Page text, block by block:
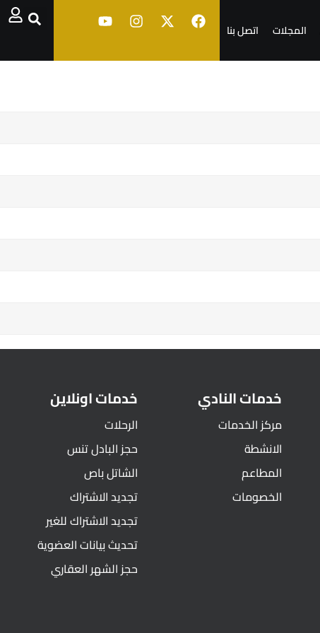
المجلات اتصل بنا
خدمات النادي
مركز الخدمات
الانشطة
المطاعم
الخصومات
خدمات اونلاين
الرحلات
حجز البادل تنس
الشاتل باص
تجديد الاشتراك
تجديد الاشتراك للغير
تحديث بيانات العضوية
حجز الشهر العقاري